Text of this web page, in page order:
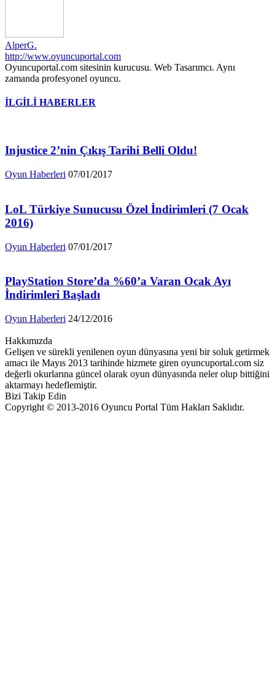
AlperG.
http://www.oyuncuportal.com
Oyuncuportal.com sitesinin kurucusu. Web Tasarımcı. Aynı
zamanda profesyonel oyuncu.
İLGİLİ HABERLER
Injustice 2’nin Çıkış Tarihi Belli Oldu!
Oyun Haberleri 07/01/2017
LoL Türkiye Sunucusu Özel İndirimleri (7 Ocak
2016)
Oyun Haberleri 07/01/2017
PlayStation Store’da %60’a Varan Ocak Ayı
İndirimleri Başladı
Oyun Haberleri 24/12/2016
Hakkımızda
Gelişen ve sürekli yenilenen oyun dünyasına yeni bir soluk getirmek
amacı ile Mayıs 2013 tarihinde hizmete giren oyuncuportal.com siz
değerli okurlarına güncel olarak oyun dünyasında neler olup bittiğini
aktarmayı hedeflemiştir.
Bizi Takip Edin
Copyright © 2013-2016 Oyuncu Portal Tüm Hakları Saklıdır.